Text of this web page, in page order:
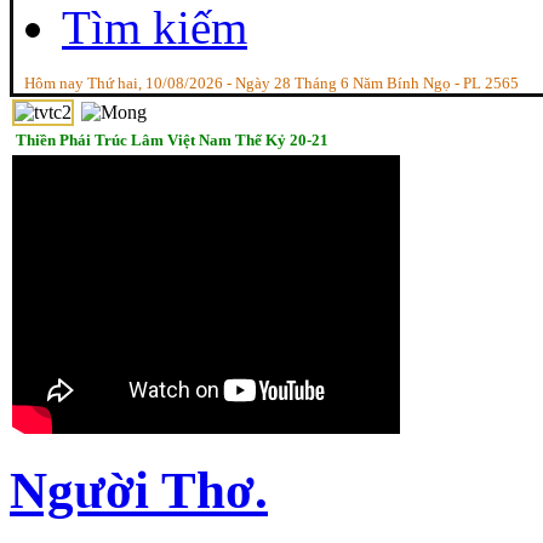
Tìm kiếm
Hôm nay Thứ hai, 10/08/2026 - Ngày 28 Tháng 6 Năm Bính Ngọ - PL 2565
Thiền Phái Trúc Lâm Việt Nam Thế Kỷ 20-21
Người Thơ.